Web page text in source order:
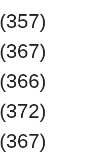
(357)
(367)
(366)
(372)
(367)